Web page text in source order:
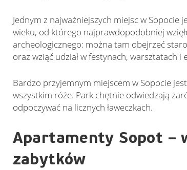
Jednym z najważniejszych miejsc w
wieku, od którego najprawdopodobniej
archeologicznego: można tam obejrzeć
oraz wziąć udział w festynach, warsztatach i
Bardzo przyjemnym miejscem w Sopocie
wszystkim róże. Park chętnie odwiedzają
odpoczywać na licznych ławeczkach.
Apartamenty Sopot –
zabytków